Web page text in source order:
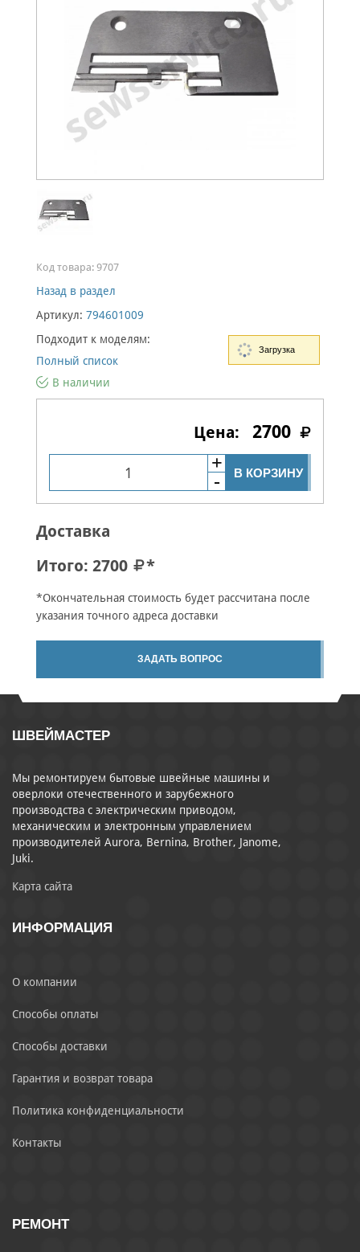
Код товара: 9707
Назад в раздел
Артикул: 794601009
Подходит к моделям:
Полный список
В наличии
2700
В КОРЗИНУ
Доставка
Итого: 2700 *
*Окончательная стоимость будет рассчитана после
указания точного адреса доставки
ЗАДАТЬ ВОПРОС
ШВЕЙМАСТЕР
Мы ремонтируем бытовые швейные машины и
оверлоки отечественного и зарубежного
производства с электрическим приводом,
механическим и электронным управлением
производителей Aurora, Bernina, Brother, Janome,
Juki.
Карта сайта
ИНФОРМАЦИЯ
О компании
Способы оплаты
Способы доставки
Гарантия и возврат товара
Политика конфиденциальности
Контакты
РЕМОНТ
Загрузка